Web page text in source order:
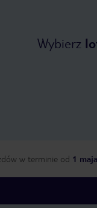
Wybierz
w terminie od 1